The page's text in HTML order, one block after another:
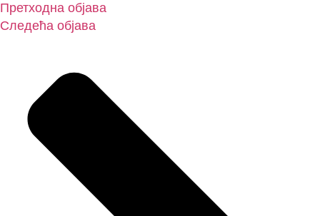
Претходна објава
Следећа објава